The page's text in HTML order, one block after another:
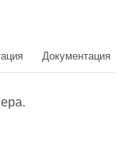
Документация